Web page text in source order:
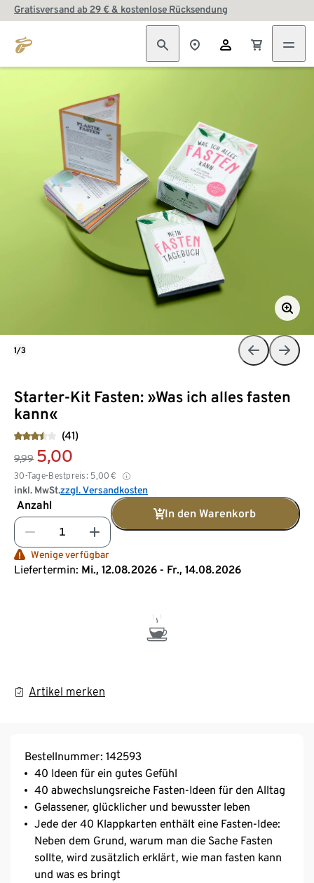
Gratisversand ab 29 € & kostenlose Rücksendung
Starter-Kit Fasten: »Was ich alles fasten
kann«
(41)
9,99 5,00
30-Tage-Bestpreis: 5,00 €
inkl. MwSt.zzgl. Versandkosten
Anzahl
In den Warenkorb
Wenige verfügbar
Liefertermin: Mi., 12.08.2026 - Fr., 14.08.2026
Artikel merken
1/3
Bestellnummer: 142593
40 Ideen für ein gutes Gefühl
40 abwechslungsreiche Fasten-Ideen für den Alltag
Gelassener, glücklicher und bewusster leben
Jede der 40 Klappkarten enthält eine Fasten-Idee:
Neben dem Grund, warum man die Sache Fasten
sollte, wird zusätzlich erklärt, wie man fasten kann
und was es bringt